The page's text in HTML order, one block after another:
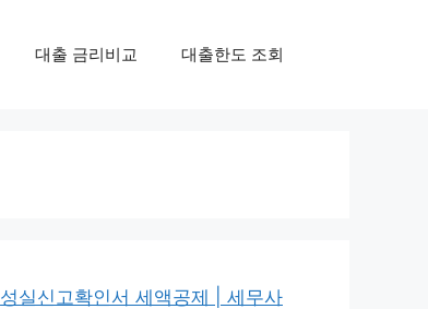
대출 금리비교 대출한도 조회
성실신고확인서 세액공제 | 세무사